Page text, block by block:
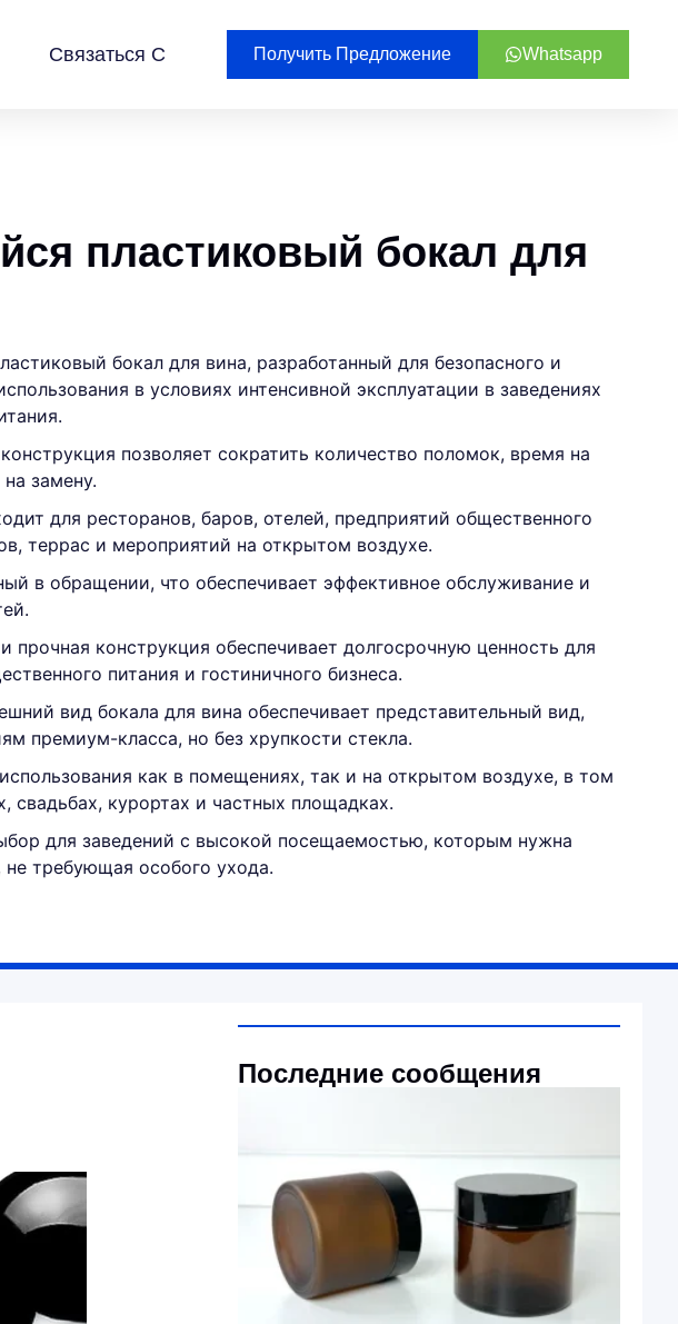
Связаться С Получить Предложение Whatsapp
пластиковый бокал для
бокал для вина, разработанный для безопасного и
в условиях интенсивной эксплуатации в заведениях
позволяет сократить количество поломок, время на
замену.
для ресторанов, баров, отелей, предприятий общественного
террас и мероприятий на открытом воздухе.
в обращении, что обеспечивает эффективное обслуживание и
прочная конструкция обеспечивает долгосрочную ценность для
питания и гостиничного бизнеса.
вид бокала для вина обеспечивает представительный вид,
премиум-класса, но без хрупкости стекла.
как в помещениях, так и на открытом воздухе, в том
свадьбах, курортах и частных площадках.
для заведений с высокой посещаемостью, которым нужна
не требующая особого ухода.
Последние сообщения